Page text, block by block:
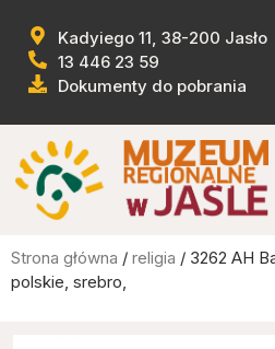
Kadyiego 11, 38-200 Jasło
13 446 23 59
Dokumenty do pobrania
Strona główna / religia / 3262 AH
polskie, srebro,